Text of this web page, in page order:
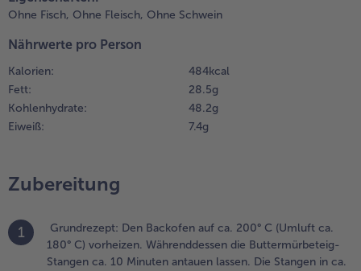
Linzer
0,8 cm
großem
auf
Blech
Kekse
mit
Ohne Fisch, Ohne Fleisch, Ohne Schwein
Nährwerte pro Person
Kalorien:
484 kcal
Fett:
28.5 g
Kohlenhydrate:
48.2 g
Eiweiß:
7.4 g
Zubereitung
1
Grundrezept: Den Backofen auf ca. 200° C (Umluft ca.
180° C) vorheizen. Währenddessen die Buttermürbeteig-
Stangen ca. 10 Minuten antauen lassen. Die Stangen in ca.